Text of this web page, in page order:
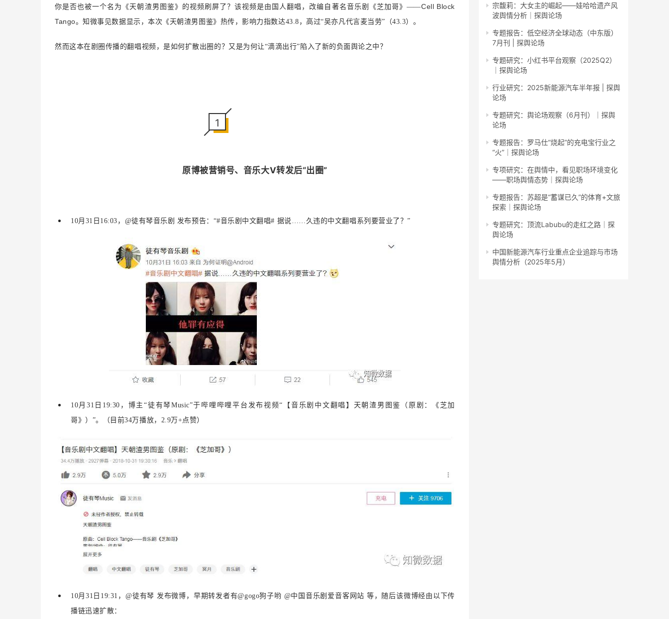
你是否也被一个名为《 天朝渣男图鉴》的视频刷屏了？该视频是由国人翻唱，改编自著名音乐剧《芝加哥》——Cell Block
Tango。知微事见数据显示，本次 《 天朝渣男图鉴》热传，影响力指数达43.8，高过“吴亦凡代言麦当劳”（43.3）。
然而这本在剧圈传播的翻唱视频，是如何扩散出圈的？又是为何让“滴滴出行”陷入了新的负面舆论之中？
1
原博被营销号、音乐大V转发后“出圈”
10月31日16:03，@徒有琴音乐剧 发布预告：“#音乐剧中文翻唱# 据说……久违的中文翻唱系列要营业了？”
10月31日19:30，博主“徒有琴Music”于哔哩哔哩平台发布视频“【音乐剧中文翻唱】天朝渣男图鉴（原剧：《芝加
哥》）”。（目前34万播放，2.9万+点赞）
10月31日19:31，@徒有琴 发布微博，早期转发者有@gogo狗子哟 @中国音乐剧爱音客网站 等，随后该微博经由以下传
播链迅速扩散：
宗馥莉：大女主的崛起——娃哈哈遗产风
波舆情分析｜探舆论场
专题报告：低空经济全球动态（中东版）
7月刊 | 探舆论场
专题研究：小红书平台观察（2025Q2）
｜探舆论场
行业研究：2025新能源汽车半年报 | 探舆
论场
专题研究：舆论场观察（6月刊）｜探舆
论场
专题报告：罗马仕“烧起”的充电宝行业之
“火”｜探舆论场
专项研究：在舆情中，看见职场环境变化
——职场舆情态势｜探舆论场
专题报告：苏超是“蓄谋已久”的体育+文旅
探索｜探舆论场
专题研究：顶流Labubu的走红之路｜探
舆论场
中国新能源汽车行业重点企业追踪与市场
舆情分析（2025年5月）